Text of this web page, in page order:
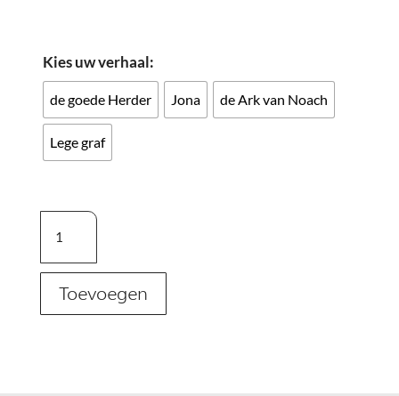
Kies uw verhaal:
de goede Herder Jona de Ark van Noach
Lege graf
Bijbelpuzzels
Toevoegen